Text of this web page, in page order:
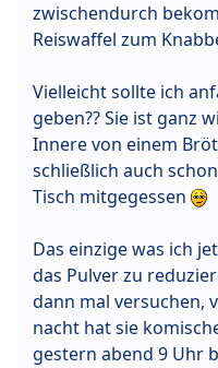
zwischendurch
Reiswaffel zum
Vielleicht sollte ich
geben?? Sie ist ganz
Innere von einem
schließlich auch
Tisch mitgegessen
Das einzige was ich
das Pulver zu
dann mal versuchen,
nacht hat sie
gestern abend 9 Uhr